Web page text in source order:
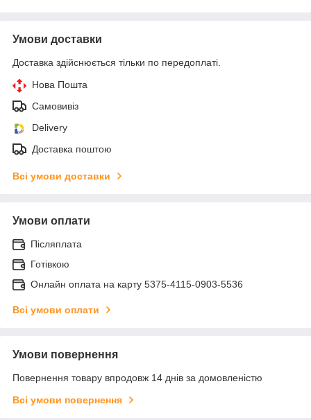
Умови доставки
Доставка здійснюється тільки по передоплаті.
Нова Пошта
Самовивіз
Delivery
Доставка поштою
Всі умови доставки
Умови оплати
Післяплата
Готівкою
Онлайн оплата на карту 5375-4115-0903-5536
Всі умови оплати
Умови повернення
Повернення товару впродовж 14 днів за домовленістю
Всі умови повернення